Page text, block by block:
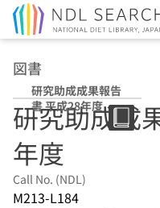
図書
研究助成成果報告
書 平成28年度
研究助成成
年度
Call No. (NDL)
M213-L184